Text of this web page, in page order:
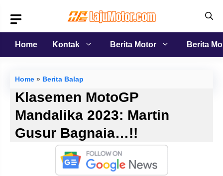
isi
Home
Kontak Berita Motor Berita
Home » Berita Balap
Klasemen MotoGP
Mandalika 2023: Martin
Gusur Bagnaia…!!